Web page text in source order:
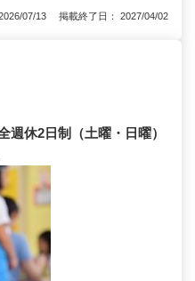
07/13 掲載終了日： 2027/04/02
休2日制（土曜・日曜）